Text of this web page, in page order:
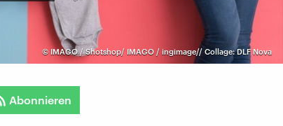
© IMAGO / Shotshop/ IMAGO / ingimage// Collage: DLF Nova
Abonnieren